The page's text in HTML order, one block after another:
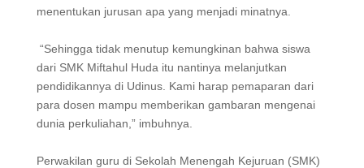
menentukan jurusan apa yang menjadi minatnya.
“Sehingga tidak menutup kemungkinan bahwa siswa
dari SMK Miftahul Huda itu nantinya melanjutkan
pendidikannya di Udinus. Kami harap pemaparan dari
para dosen mampu memberikan gambaran mengenai
dunia perkuliahan,” imbuhnya.
Perwakilan guru di Sekolah Menengah Kejuruan (SMK)